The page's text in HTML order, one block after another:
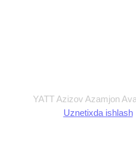
YATT Azizov Azamjon
Uznetixda ishlash